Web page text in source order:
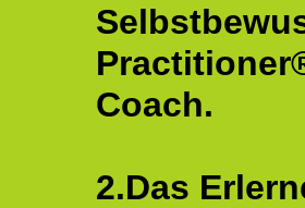
Coach.
2.Das